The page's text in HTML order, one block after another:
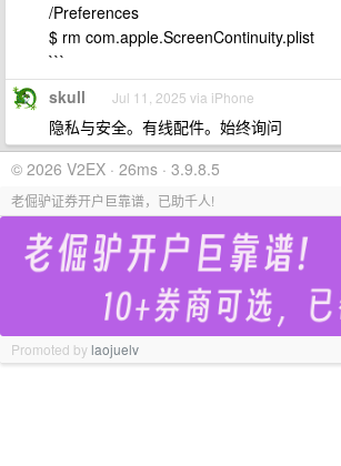
/Preferences
$ rm com.apple.ScreenContinuity.plist
```
skull Jul 11, 2025 via iPhone
隐私与安全。有线配件。始终询问
© 2026 V2EX · 26ms · 3.9.8.5
老倔驴证券开户巨靠谱，已助千人!
Promoted bylaojuelv